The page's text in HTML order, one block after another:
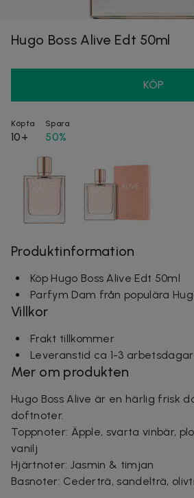
Hugo Boss Alive Edt 50ml
KÖP
Köpta
10+
Spara
50%
Produktinformation
Köp Hugo Boss Alive Edt 50ml
Parfym Dam från populära
Villkor
Frakt tillkommer
Leveranstid ca 1-3 arbetsdagar
Mer om produkten
Hugo Boss Alive är en härlig frisk
doftnoter.
Toppnoter: Äpple, svarta vinbär,
vanilj
Hjärtnoter: Jasmin & timjan
Basnoter: Cederträ, sandelträ,